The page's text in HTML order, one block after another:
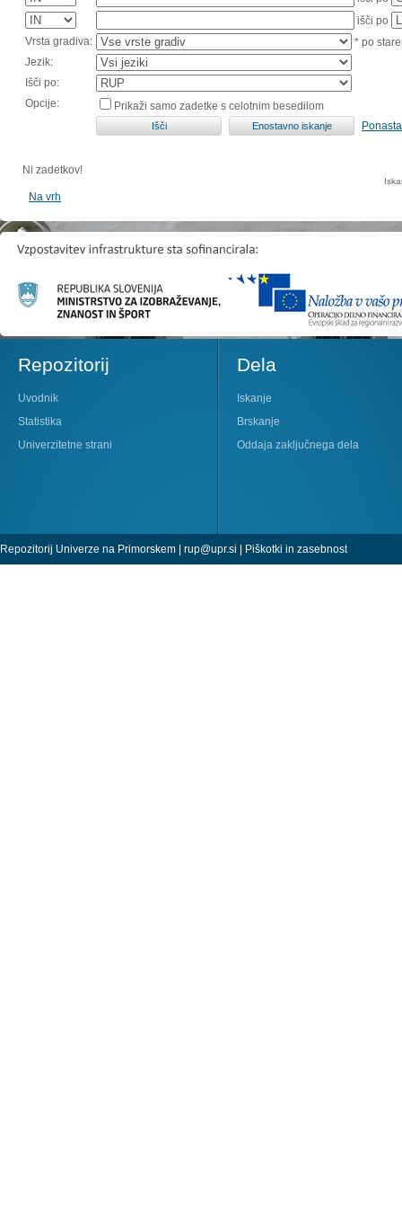
išči po
Vrsta gradiva:
* po
Jezik:
Išči po:
Opcije:
Prikaži samo zadetke s celotnim besedilom
Ni zadetkov!
Na vrh
Repozitorij
Uvodnik
Statistika
Univerzitetne strani
Dela
Iskanje
Brskanje
Oddaja zaključnega dela
Repozitorij Univerze na Primorskem | rup@upr.si | Piškotki in zasebnost